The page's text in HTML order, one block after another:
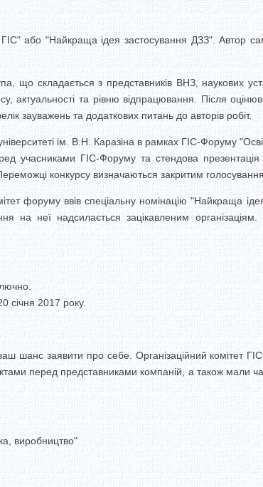
або "Найкраща ідея застосування ДЗЗ". Автор
що складається з представників ВНЗ, наукових
актуальності та рівню відпрацювання. Після
зауважень та додаткових питань до авторів робіт.
ім. В.Н. Каразіна в рамках ГІС-Форуму
учасниками ГІС-Форуму та стендова
конкурсу визначаються закритим
форуму ввів спеціальну номінацію "Найкраща
на неї надсилається зацікавленим організаціям.
січня 2017 року.
шанс заявити про себе. Організаційний комітет
перед представниками компаній, а також мали
виробництво"